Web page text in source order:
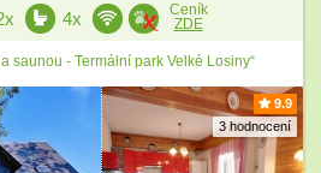
4x
Ceník
ZDE
saunou - Termální park Velké Losiny“
9.9
3 hodnocení